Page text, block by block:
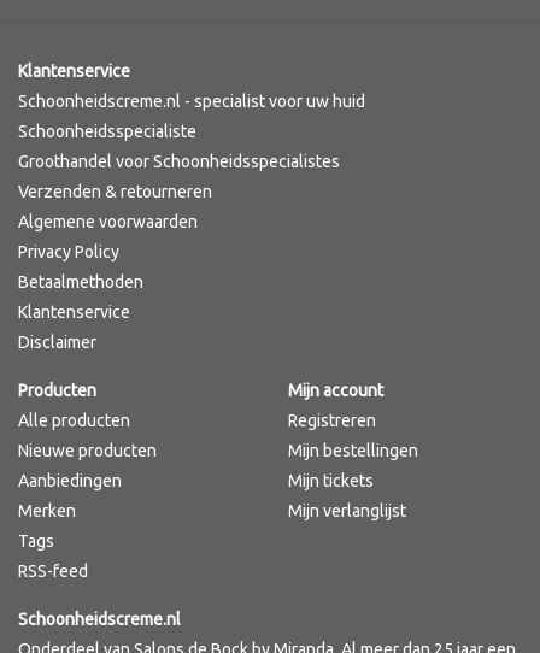
Klantenservice
Schoonheidscreme.nl - specialist voor uw huid
Schoonheidsspecialiste
Groothandel voor Schoonheidsspecialistes
Verzenden & retourneren
Algemene voorwaarden
Privacy Policy
Betaalmethoden
Klantenservice
Disclaimer
Producten
Alle producten
Nieuwe producten
Aanbiedingen
Merken
Tags
RSS-feed
Mijn account
Registreren
Mijn bestellingen
Mijn tickets
Mijn verlanglijst
Schoonheidscreme.nl